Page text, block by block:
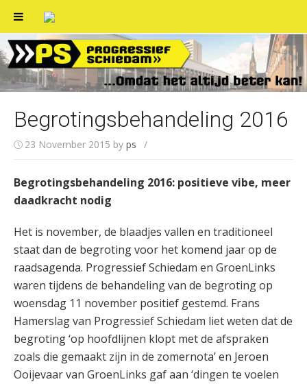
Skip
to
content
Begrotingsbehandeling 2016
23 November 2015 by ps /
Begrotingsbehandeling 2016: positieve vibe, meer
daadkracht nodig
Het is november, de blaadjes vallen en traditioneel
staat dan de begroting voor het komend jaar op de
raadsagenda. Progressief Schiedam en GroenLinks
waren tijdens de behandeling van de begroting op
woensdag 11 november positief gestemd. Frans
Hamerslag van Progressief Schiedam liet weten dat de
begroting ‘op hoofdlijnen klopt met de afspraken
zoals die gemaakt zijn in de zomernota’ en Jeroen
Ooijevaar van GroenLinks gaf aan ‘dingen te voelen